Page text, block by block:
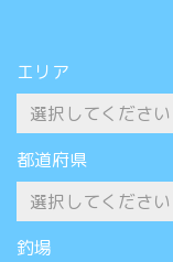
エリア
都道府県
釣場